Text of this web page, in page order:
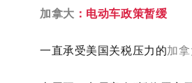
加拿大 ：电动车政策暂缓
一直承受美国关税压力的加